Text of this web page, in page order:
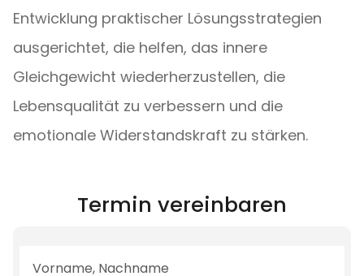
Entwicklung praktischer Lösungsstrategien
ausgerichtet, die helfen, das innere
Gleichgewicht wiederherzustellen, die
Lebensqualität zu verbessern und die
emotionale Widerstandskraft zu stärken.
Termin vereinbaren